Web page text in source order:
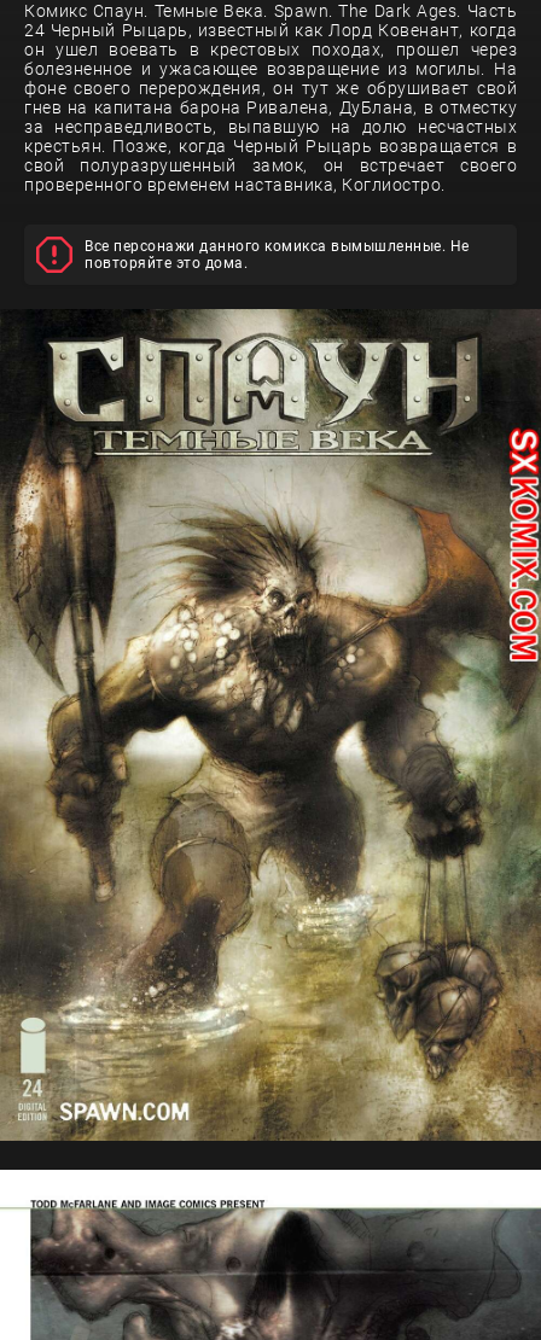
Комикс Спаун. Темные Века. Spawn. The Dark Ages. Часть
24 Черный Рыцарь, известный как Лорд Ковенант, когда
он ушел воевать в крестовых походах, прошел через
болезненное и ужасающее возвращение из могилы. На
фоне своего перерождения, он тут же обрушивает свой
гнев на капитана барона Ривалена, ДуБлана, в отместку
за несправедливость, выпавшую на долю несчастных
крестьян. Позже, когда Черный Рыцарь возвращается в
свой полуразрушенный замок, он встречает своего
проверенного временем наставника, Коглиостро.
Все персонажи данного комикса вымышленные. Не
повторяйте это дома.